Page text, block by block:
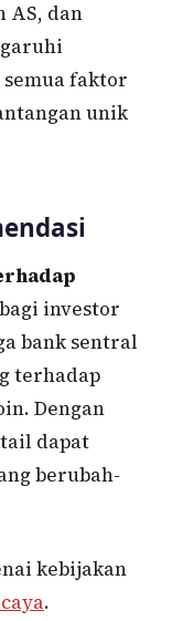
AS, dan
faktor
unik
investor
bank sentral
terhadap
Dengan
dapat
berubah-
kebijakan
.